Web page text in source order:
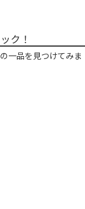
ク！
一品を見つけてみま